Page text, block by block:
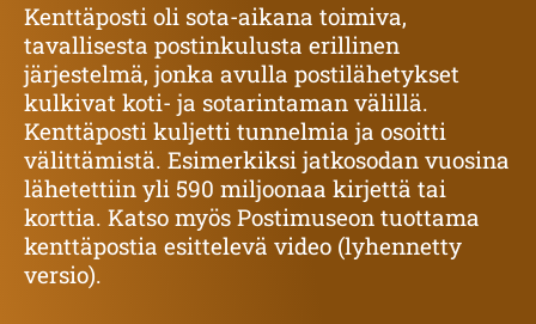
Kenttäposti oli sota-aikana toimiva,
tavallisesta postinkulusta erillinen
järjestelmä, jonka avulla postilähetykset
kulkivat koti- ja sotarintaman välillä.
Kenttäposti kuljetti tunnelmia ja osoitti
välittämistä. Esimerkiksi jatkosodan vuosina
lähetettiin yli 590 miljoonaa kirjettä tai
korttia. Katso myös Postimuseon tuottama
kenttäpostia esittelevä video (lyhennetty
versio).